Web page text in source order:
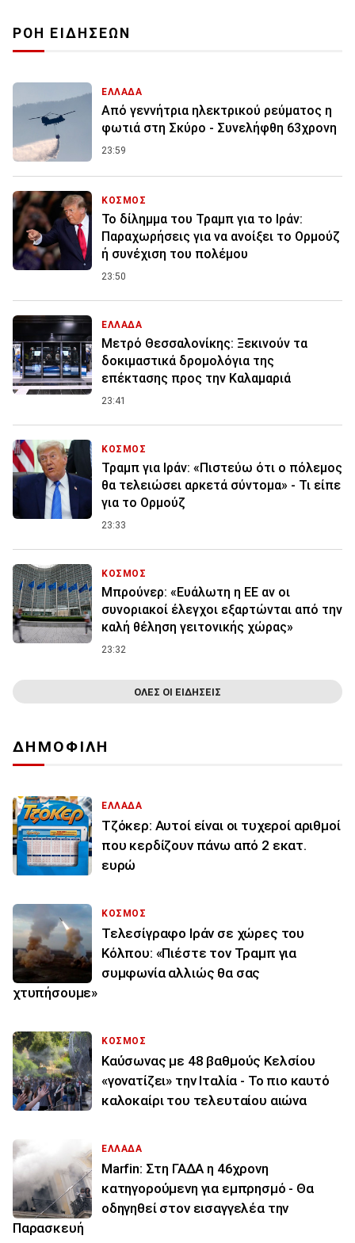
ΡΟΗ ΕΙΔΗΣΕΩΝ
ΕΛΛΑΔΑ
Από γεννήτρια ηλεκτρικού ρεύματος η
φωτιά στη Σκύρο - Συνελήφθη 63χρονη
23:59
ΚΟΣΜΟΣ
Το δίλημμα του Τραμπ για το Ιράν:
Παραχωρήσεις για να ανοίξει το Ορμούζ
ή συνέχιση του πολέμου
23:50
ΕΛΛΑΔΑ
Μετρό Θεσσαλονίκης: Ξεκινούν τα
δοκιμαστικά δρομολόγια της
επέκτασης προς την Καλαμαριά
23:41
ΚΟΣΜΟΣ
Τραμπ για Ιράν: «Πιστεύω ότι ο πόλεμος
θα τελειώσει αρκετά σύντομα» - Τι είπε
για το Ορμούζ
23:33
ΚΟΣΜΟΣ
Μπρούνερ: «Ευάλωτη η ΕΕ αν οι
συνοριακοί έλεγχοι εξαρτώνται από την
καλή θέληση γειτονικής χώρας»
23:32
ΟΛΕΣ ΟΙ ΕΙΔΗΣΕΙΣ
ΔΗΜΟΦΙΛΗ
ΕΛΛΑΔΑ
Τζόκερ: Αυτοί είναι οι τυχεροί αριθμοί
που κερδίζουν πάνω από 2 εκατ.
ευρώ
ΚΟΣΜΟΣ
Τελεσίγραφο Ιράν σε χώρες του
Κόλπου: «Πιέστε τον Τραμπ για
συμφωνία αλλιώς θα σας
χτυπήσουμε»
ΚΟΣΜΟΣ
Καύσωνας με 48 βαθμούς Κελσίου
«γονατίζει» την Ιταλία - Το πιο καυτό
καλοκαίρι του τελευταίου αιώνα
ΕΛΛΑΔΑ
Marfin: Στη ΓΑΔΑ η 46χρονη
κατηγορούμενη για εμπρησμό - Θα
οδηγηθεί στον εισαγγελέα την
Παρασκευή